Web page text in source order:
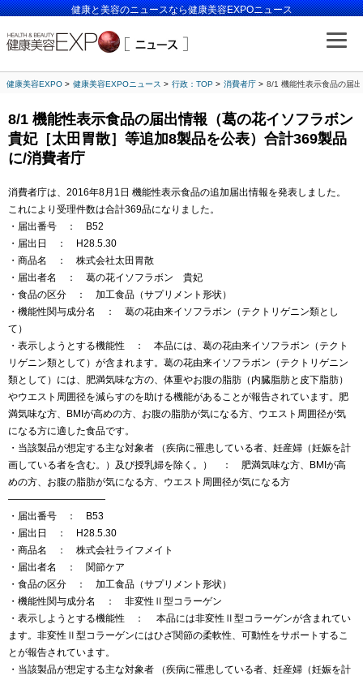
健康と美容のニュースなら健康美容EXPOニュース
健康美容EXPO 健康美容EXPOニュース 行政：TOP 消費者庁 8/1 機能性表示食品の届
8/1 機能性表示食品の届出情報（葛の花イソフラボン
貴妃［太田胃散］等追加8製品を公表）合計369製品
に/消費者庁
消費者庁は、2016年8月1日 機能性表示食品の追加届出情報を発表しました。
これにより受理件数は合計369品になりました。
・届出番号 ： B52
・届出日 ： H28.5.30
・商品名 ： 株式会社太田胃散
・届出者名 ： 葛の花イソフラボン 貴妃
・食品の区分 ： 加工食品（サプリメント形状）
・機能性関与成分名 ： 葛の花由来イソフラボン（テクトリゲニン類とし
て）
・表示しようとする機能性 ： 本品には、葛の花由来イソフラボン（テクト
リゲニン類として）が含まれます。葛の花由来イソフラボン（テクトリゲニン
類として）には、肥満気味な方の、体重やお腹の脂肪（内臓脂肪と皮下脂肪）
やウエスト周囲径を減らすのを助ける機能があることが報告されています。肥
満気味な方、BMIが高めの方、お腹の脂肪が気になる方、ウエスト周囲径が気
になる方に適した食品です。
・当該製品が想定する主な対象者 （疾病に罹患している者、妊産婦（妊娠を計
画している者を含む。）及び授乳婦を除く。） ： 肥満気味な方、BMIが高
めの方、お腹の脂肪が気になる方、ウエスト周囲径が気になる方
——————————
・届出番号 ： B53
・届出日 ： H28.5.30
・商品名 ： 株式会社ライフメイト
・届出者名 ： 関節ケア
・食品の区分 ： 加工食品（サプリメント形状）
・機能性関与成分名 ： 非変性Ⅱ型コラーゲン
・表示しようとする機能性 ： 本品には非変性Ⅱ型コラーゲンが含まれてい
ます。非変性Ⅱ型コラーゲンにはひざ関節の柔軟性、可動性をサポートするこ
とが報告されています。
・当該製品が想定する主な対象者 （疾病に罹患している者、妊産婦（妊娠を計